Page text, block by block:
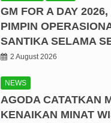
GM FOR A DAY
PIMPIN
SANTIKA SELAMA
2 August 2026
NEWS
AGODA CATATKAN
KENAIKAN MINAT